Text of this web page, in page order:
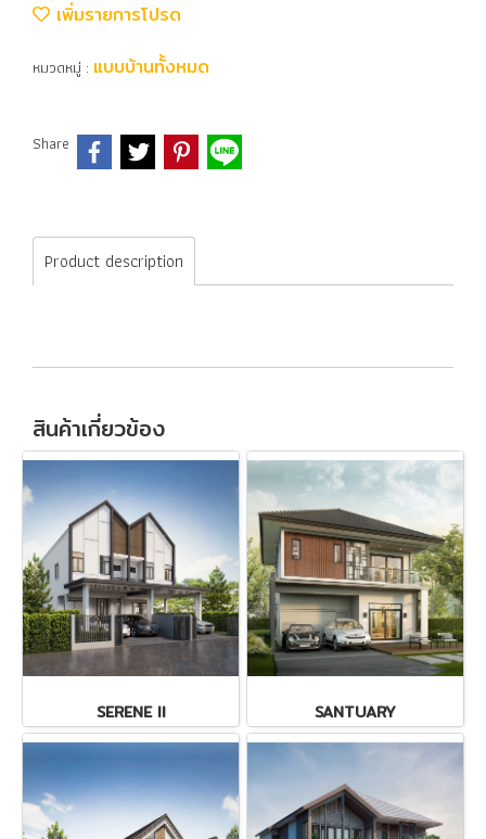
เพิ่มรายการโปรด
หมวดหมู่ : แบบบ้านทั้งหมด
Share
Product description
สินค้าเกี่ยวข้อง
SERENE II SANTUARY